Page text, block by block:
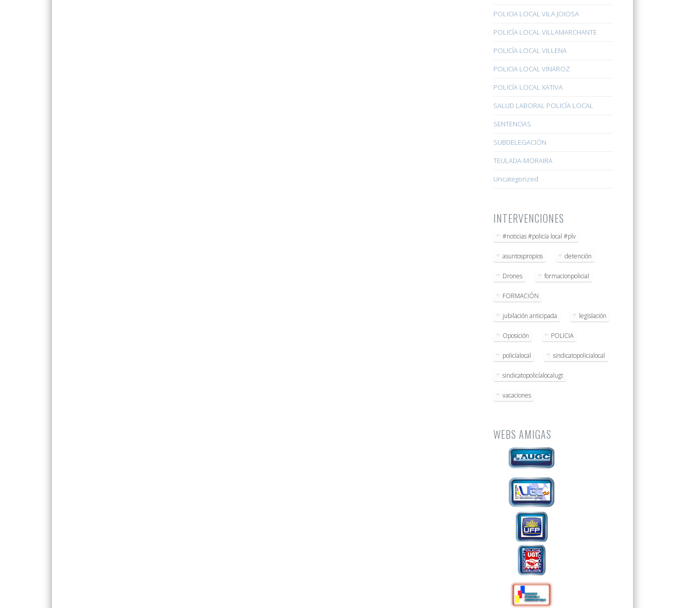
POLICIA LOCAL VILA JOIOSA
POLICÍA LOCAL VILLAMARCHANTE
POLICÍA LOCAL VILLENA
POLICIA LOCAL VINAROZ
POLICÍA LOCAL XATIVA
SALUD LABORAL POLICÍA LOCAL
SENTENCIAS
SUBDELEGACIÓN
TEULADA-MORAIRA
Uncategorized
INTERVENCIONES
#noticias #policía local #plv
asuntospropios detención
Drones formacionpolicial
FORMACIÓN
jubilación anticipada legislación
Oposición POLICIA
policíalocal sindicatopolicialocal
sindicatopolicíalocalugt
vacaciones
WEBS AMIGAS